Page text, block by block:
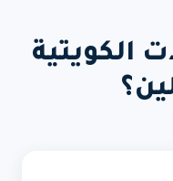
الكويتية